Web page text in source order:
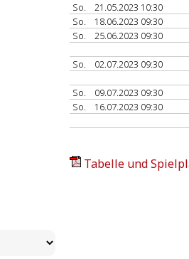
So.
21.05.2023 10:30
So.
18.06.2023 09:30
So.
25.06.2023 09:30
So. 02.07.2023 09:30
So.
09.07.2023 09:30
So.
16.07.2023 09:30
Tabelle und